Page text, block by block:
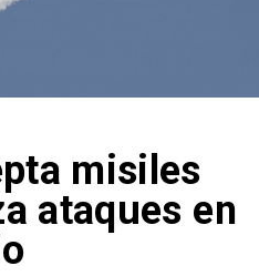
misiles
ataques en